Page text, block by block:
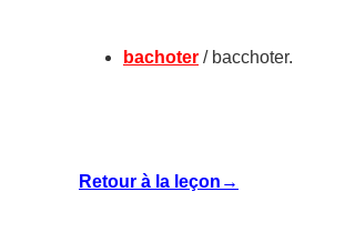
bachoter / bacchoter.
Retour à la leçon→